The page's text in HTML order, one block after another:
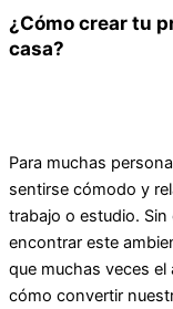
¿Cómo crear tu
casa?
Para muchas
sentirse cómodo y
trabajo o estudio.
encontrar este
que muchas veces
cómo convertir